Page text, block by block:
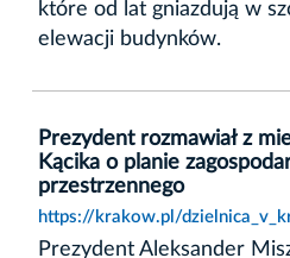
które od lat gniazdują w
elewacji budynków.
Prezydent rozmawiał z
Kącika o planie
przestrzennego
https://krakow.pl/
Prezydent Aleksander